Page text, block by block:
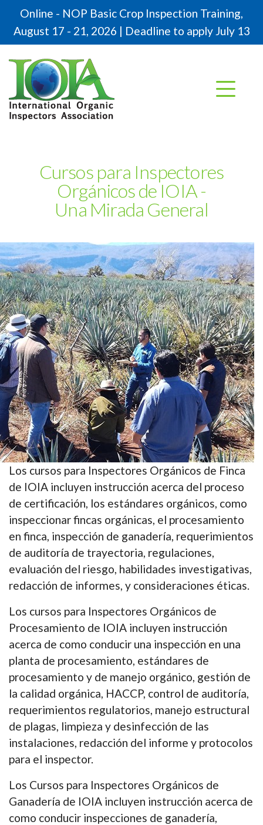
Online - NOP Basic Crop Inspection Training,
August 17 - 21, 2026 | Deadline to apply July 13
Cursos para Inspectores
Orgánicos de IOIA -
Una Mirada General
Los cursos para Inspectores Orgánicos de Finca
de IOIA incluyen instrucción acerca del proceso
de certificación, los estándares orgánicos, como
inspeccionar fincas orgánicas, el procesamiento
en finca, inspección de ganadería, requerimientos
de auditoría de trayectoria, regulaciones,
evaluación del riesgo, habilidades investigativas,
redacción de informes, y consideraciones éticas.
Los cursos para Inspectores Orgánicos de
Procesamiento de IOIA incluyen instrucción
acerca de como conducir una inspección en una
planta de procesamiento, estándares de
procesamiento y de manejo orgánico, gestión de
la calidad orgánica, HACCP, control de auditoría,
requerimientos regulatorios, manejo estructural
de plagas, limpieza y desinfección de las
instalaciones, redacción del informe y protocolos
para el inspector.
Los Cursos para Inspectores Orgánicos de
Ganadería de IOIA incluyen instrucción acerca de
como conducir inspecciones de ganadería,